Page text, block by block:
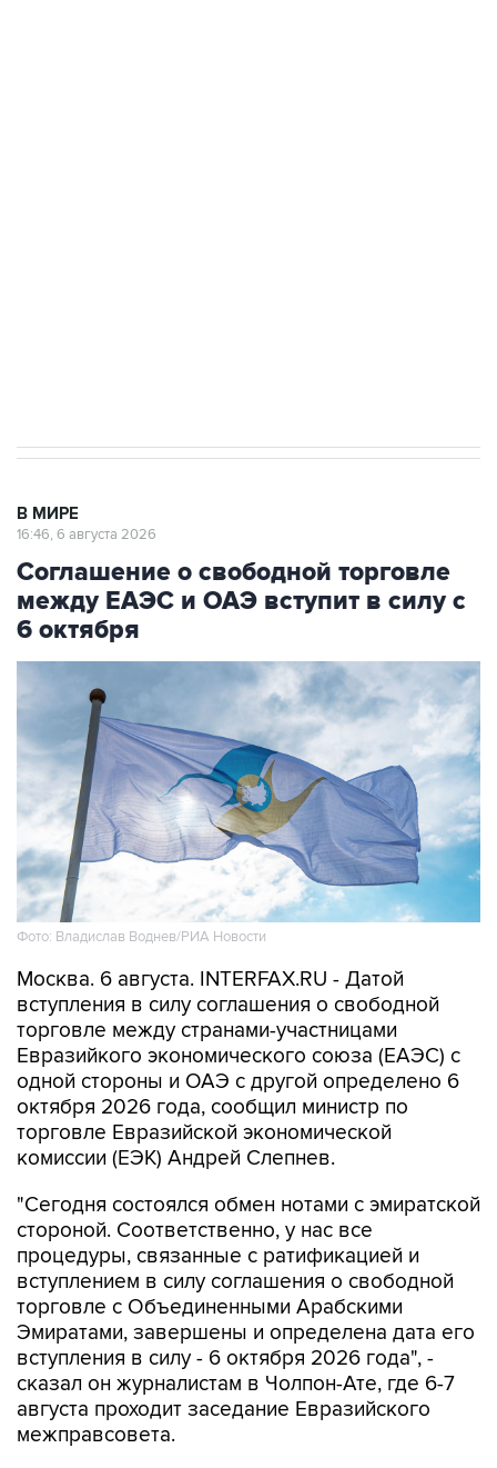
В МИРЕ
16:46, 6 августа 2026
Соглашение о свободной торговле
между ЕАЭС и ОАЭ вступит в силу с
6 октября
Фото: Владислав Воднев/РИА Новости
Москва. 6 августа. INTERFAX.RU - Датой
вступления в силу соглашения о свободной
торговле между странами-участницами
Евразийкого экономического союза (ЕАЭС) с
одной стороны и ОАЭ с другой определено 6
октября 2026 года, сообщил министр по
торговле Евразийской экономической
комиссии (ЕЭК) Андрей Слепнев.
"Сегодня состоялся обмен нотами с эмиратской
стороной. Соответственно, у нас все
процедуры, связанные с ратификацией и
вступлением в силу соглашения о свободной
торговле с Объединенными Арабскими
Эмиратами, завершены и определена дата его
вступления в силу - 6 октября 2026 года", -
сказал он журналистам в Чолпон-Ате, где 6-7
августа проходит заседание Евразийского
межправсовета.